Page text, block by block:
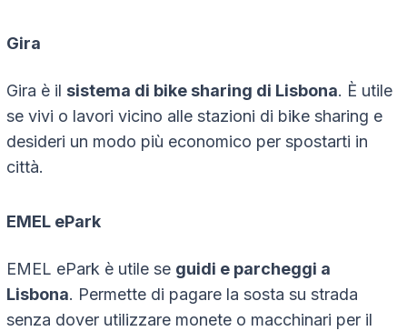
Gira
Gira è il sistema di bike sharing di Lisbona. È utile
se vivi o lavori vicino alle stazioni di bike sharing e
desideri un modo più economico per spostarti in
città.
EMEL ePark
EMEL ePark è utile se guidi e parcheggi a
Lisbona. Permette di pagare la sosta su strada
senza dover utilizzare monete o macchinari per il